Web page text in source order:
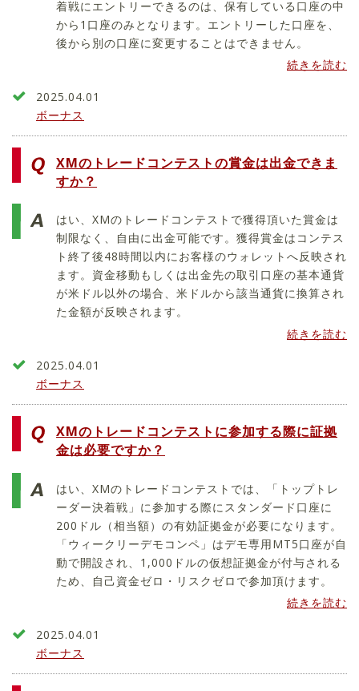
着戦にエントリーできるのは、保有している口座の中
から1口座のみとなります。エントリーした口座を、
後から別の口座に変更することはできません。
続きを読む
2025.04.01
ボーナス
XMのトレードコンテストの賞金は出金できま
すか？
はい、XMのトレードコンテストで獲得頂いた賞金は
制限なく、自由に出金可能です。獲得賞金はコンテス
ト終了後48時間以内にお客様のウォレットへ反映され
ます。資金移動もしくは出金先の取引口座の基本通貨
が米ドル以外の場合、米ドルから該当通貨に換算され
た金額が反映されます。
続きを読む
2025.04.01
ボーナス
XMのトレードコンテストに参加する際に証拠
金は必要ですか？
はい、XMのトレードコンテストでは、「トップトレ
ーダー決着戦」に参加する際にスタンダード口座に
200ドル（相当額）の有効証拠金が必要になります。
「ウィークリーデモコンペ」はデモ専用MT5口座が自
動で開設され、1,000ドルの仮想証拠金が付与される
ため、自己資金ゼロ・リスクゼロで参加頂けます。
続きを読む
2025.04.01
ボーナス